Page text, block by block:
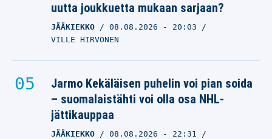
uutta joukkuetta mukaan sarjaan?
JÄÄKIEKKO 08.08.2026 - 20:03
VILLE HIRVONEN
Jarmo Kekäläisen puhelin voi pian soida
– suomalaistähti voi olla osa NHL-
jättikauppaa
JÄÄKIEKKO 08.08.2026 - 22:31